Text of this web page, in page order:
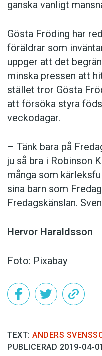
ganska vanligt
Gösta Fröding har
föräldrar som
uppger att det
minska pressen att
stället tror Gösta
att försöka styra
veckodagar.
– Tänk bara på
ju så bra i Robinson
många som
sina barn som
Fredagskänslan.
Hervor Haraldsson
Foto: Pixabay
TEXT: ANDERS
PUBLICERAD 2019-04-01